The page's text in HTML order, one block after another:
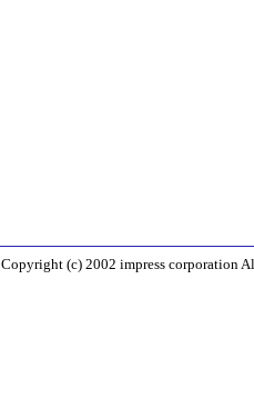
Copyright (c) 2002 impress corporation